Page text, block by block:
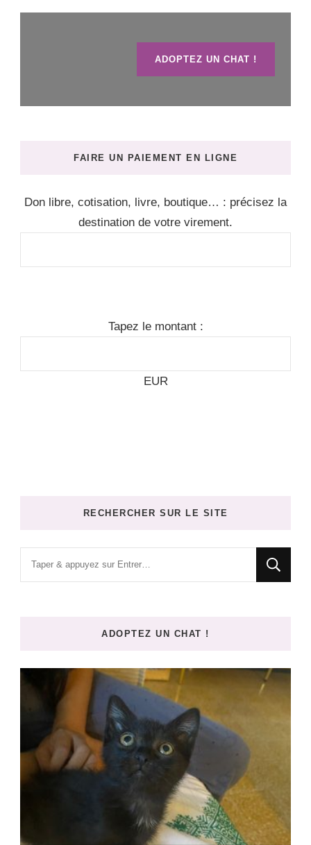
ADOPTEZ UN CHAT !
FAIRE UN PAIEMENT EN LIGNE
Don libre, cotisation, livre, boutique… : précisez la
destination de votre virement.
Tapez le montant :
EUR
RECHERCHER SUR LE SITE
ADOPTEZ UN CHAT !